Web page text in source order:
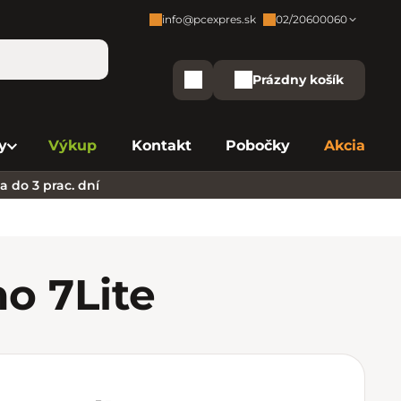
Zákaznícka podpora:
info@pcexpres.sk 02/20600060
Bratislava - Avion 02/20 60 00 61
Bratislava - Aupark
Bratislava - Eurovea
Nákupný košík
Prázdny košík
Výkup Kontakt Pobočky Akcia
do 3 prac. dní
7Lite